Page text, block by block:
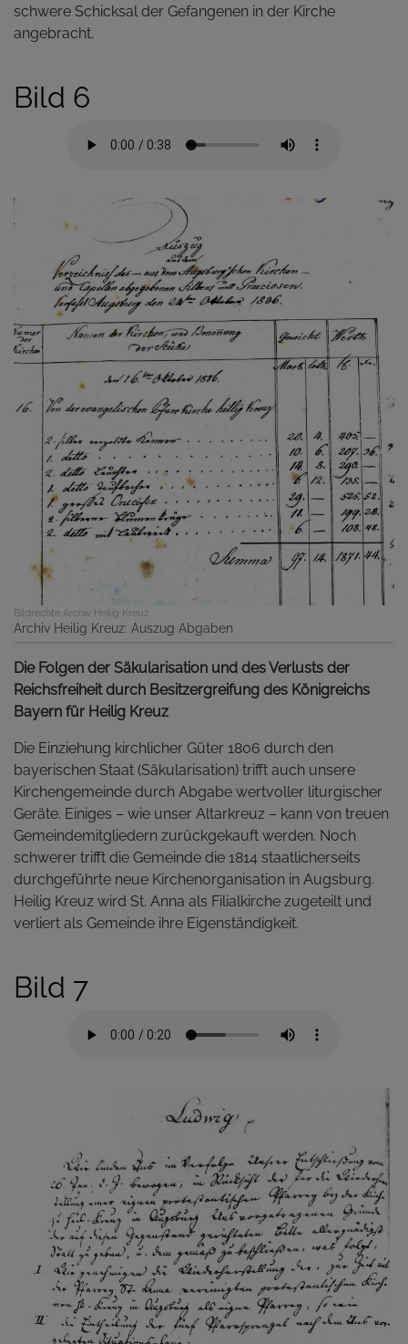
schwere Schicksal der Gefangenen in der Kirche
angebracht.
Bild 6
Bildrechte Archiv Heilig Kreuz
Archiv Heilig Kreuz: Auszug Abgaben
Die Folgen der Säkularisation und des Verlusts der
Reichsfreiheit durch Besitzergreifung des Königreichs
Bayern für Heilig Kreuz
Die Einziehung kirchlicher Güter 1806 durch den
bayerischen Staat (Säkularisation) trifft auch unsere
Kirchengemeinde durch Abgabe wertvoller liturgischer
Geräte. Einiges – wie unser Altarkreuz – kann von treuen
Gemeindemitgliedern zurückgekauft werden. Noch
schwerer trifft die Gemeinde die 1814 staatlicherseits
durchgeführte neue Kirchenorganisation in Augsburg.
Heilig Kreuz wird St. Anna als Filialkirche zugeteilt und
verliert als Gemeinde ihre Eigenständigkeit.
Bild 7